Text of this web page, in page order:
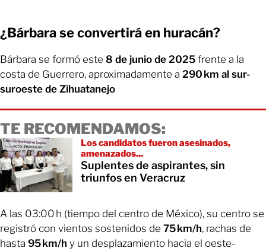
¿Bárbara se convertirá en huracán?
Bárbara se formó este 8 de junio de 2025 frente a la
costa de Guerrero, aproximadamente a 290 km al sur-
suroeste de Zihuatanejo
TE RECOMENDAMOS:
Los candidatos fueron asesinados,
amenazados...
Suplentes de aspirantes, sin
triunfos en Veracruz
A las 03:00 h (tiempo del centro de México), su centro se
registró con vientos sostenidos de 75 km/h, rachas de
hasta 95 km/h y un desplazamiento hacia el oeste-